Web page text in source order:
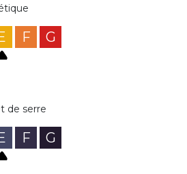
F G
de serre
F G